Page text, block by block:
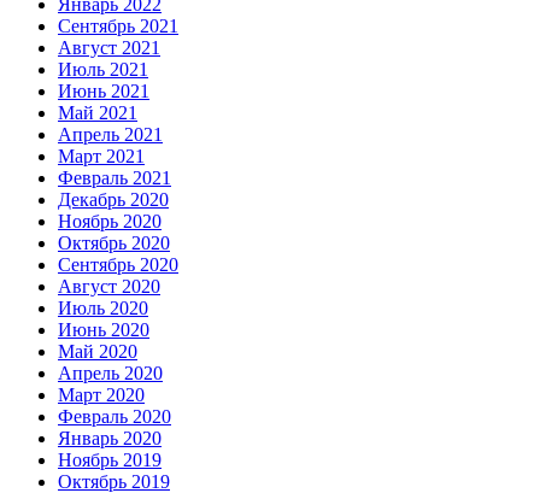
Январь 2022
Сентябрь 2021
Август 2021
Июль 2021
Июнь 2021
Май 2021
Апрель 2021
Март 2021
Февраль 2021
Декабрь 2020
Ноябрь 2020
Октябрь 2020
Сентябрь 2020
Август 2020
Июль 2020
Июнь 2020
Май 2020
Апрель 2020
Март 2020
Февраль 2020
Январь 2020
Ноябрь 2019
Октябрь 2019